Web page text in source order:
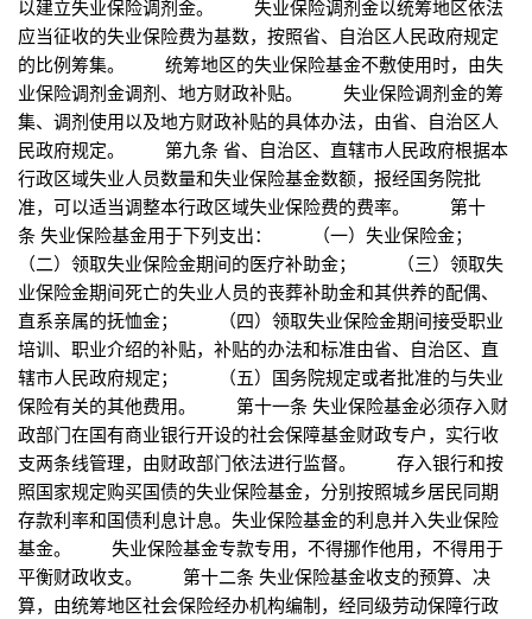
以建立失业保险调剂金。 失业保险调剂金以统筹地区依法
应当征收的失业保险费为基数，按照省、自治区人民政府规定
的比例筹集。 统筹地区的失业保险基金不敷使用时，由失
业保险调剂金调剂、地方财政补贴。 失业保险调剂金的筹
集、调剂使用以及地方财政补贴的具体办法，由省、自治区人
民政府规定。 第九条 省、自治区、直辖市人民政府根据本
行政区域失业人员数量和失业保险基金数额，报经国务院批
准，可以适当调整本行政区域失业保险费的费率。 第十
条 失业保险基金用于下列支出： （一）失业保险金；
（二）领取失业保险金期间的医疗补助金； （三）领取失
业保险金期间死亡的失业人员的丧葬补助金和其供养的配偶、
直系亲属的抚恤金； （四）领取失业保险金期间接受职业
培训、职业介绍的补贴，补贴的办法和标准由省、自治区、直
辖市人民政府规定； （五）国务院规定或者批准的与失业
保险有关的其他费用。 第十一条 失业保险基金必须存入财
政部门在国有商业银行开设的社会保障基金财政专户，实行收
支两条线管理，由财政部门依法进行监督。 存入银行和按
照国家规定购买国债的失业保险基金，分别按照城乡居民同期
存款利率和国债利息计息。失业保险基金的利息并入失业保险
基金。 失业保险基金专款专用，不得挪作他用，不得用于
平衡财政收支。 第十二条 失业保险基金收支的预算、决
算，由统筹地区社会保险经办机构编制，经同级劳动保障行政